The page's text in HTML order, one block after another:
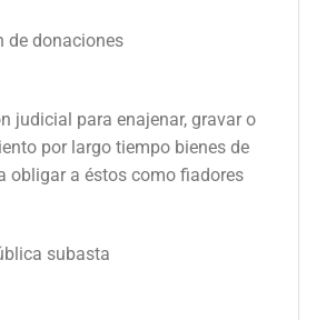
de donaciones
judicial para enajenar, gravar o
por largo tiempo bienes de
obligar a éstos como fiadores
subasta